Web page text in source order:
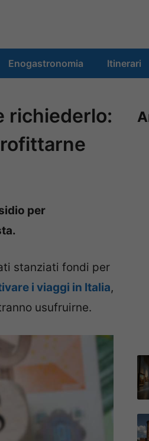
Enogastronomia Itinerari
richiederlo:
per
stanziati fondi per
i viaggi in Italia,
usufruirne.